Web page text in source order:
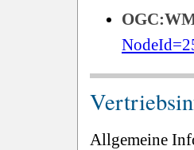
Allgemeine